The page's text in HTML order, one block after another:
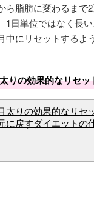
ら脂肪に変わるまで
1日単位ではなく長
中にリセットするよ
りの効果的なリセッ
太りの効果的なリセ
に戻すダイエットの